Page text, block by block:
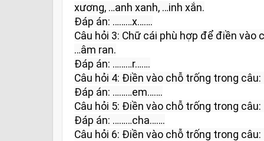
xương, …anh xanh, …inh xắn.
Đáp án: ………x…….
Câu hỏi 3: Chữ cái phù hợp để điền vào
…âm ran.
Đáp án: ………r…….
Câu hỏi 4: Điền vào chỗ trống trong câu:
Đáp án: ………em…….
Câu hỏi 5: Điền vào chỗ trống trong câu:
Đáp án: ………cha…….
Câu hỏi 6: Điền vào chỗ trống trong